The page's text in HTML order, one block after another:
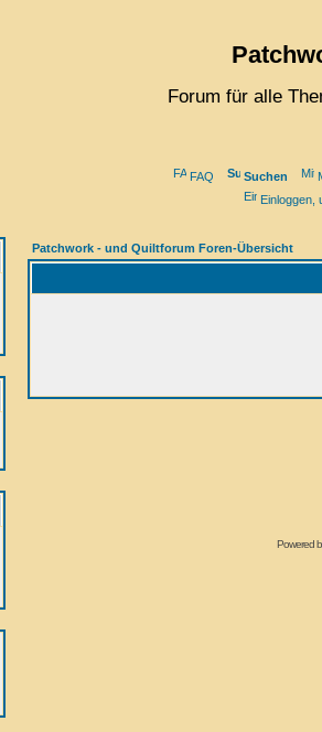
Forum für alle
FAQ Suchen
Einloggen,
Patchwork - und Quiltforum Foren-Übersicht
Powered